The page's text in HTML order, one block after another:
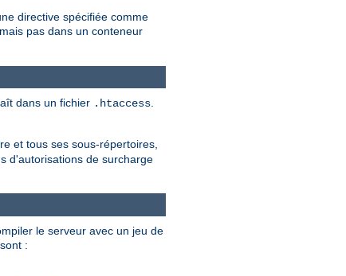
directive spécifiée comme
, mais pas dans un conteneur
dans un fichier .htaccess.
et tous ses sous-répertoires,
d'autorisations de surcharge
le serveur avec un jeu de
: